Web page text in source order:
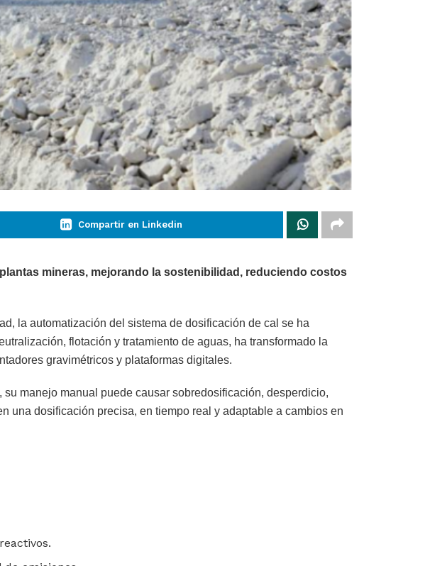
Compartir en Linkedin
mineras, mejorando la sostenibilidad, reduciendo costos
la automatización del sistema de dosificación de cal se ha
flotación y tratamiento de aguas, ha transformado la
gravimétricos y plataformas digitales.
manejo manual puede causar sobredosificación, desperdicio,
una dosificación precisa, en tiempo real y adaptable a cambios en